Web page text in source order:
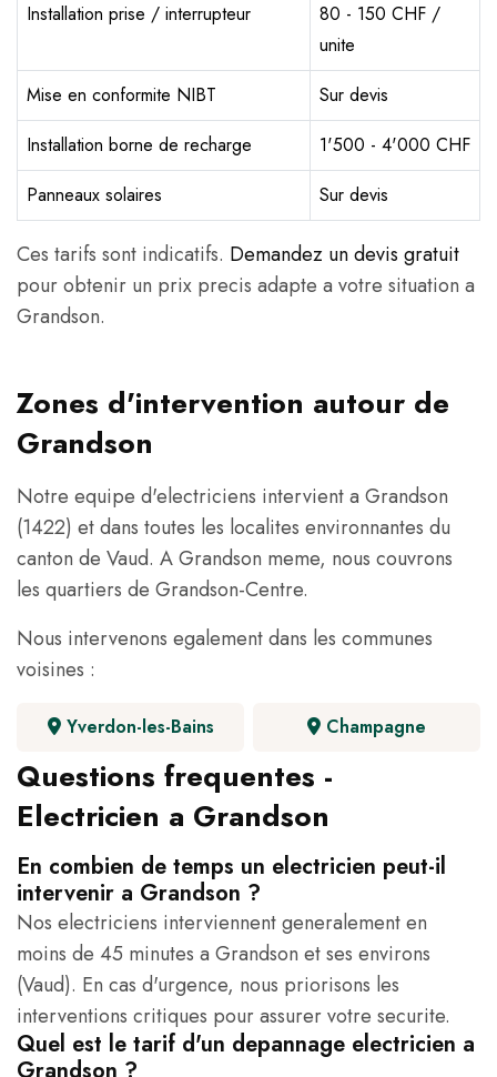
Installation prise / interrupteur
80 - 150 CHF /
unite
Mise en conformite NIBT
Sur devis
Installation borne de recharge
1'500 - 4'000 CHF
Panneaux solaires
Sur devis
Ces tarifs sont indicatifs. Demandez un devis gratuit
pour obtenir un prix precis adapte a votre situation a
Grandson.
Zones d'intervention autour de
Grandson
Notre equipe d'electriciens intervient a Grandson
(1422) et dans toutes les localites environnantes du
canton de Vaud. A Grandson meme, nous couvrons
les quartiers de Grandson-Centre.
Nous intervenons egalement dans les communes
voisines :
Yverdon-les-Bains Champagne
Questions frequentes -
Electricien a Grandson
En combien de temps un electricien peut-il
intervenir a Grandson ?
Nos electriciens interviennent generalement en
moins de 45 minutes a Grandson et ses environs
(Vaud). En cas d'urgence, nous priorisons les
interventions critiques pour assurer votre securite.
Quel est le tarif d'un depannage electricien a